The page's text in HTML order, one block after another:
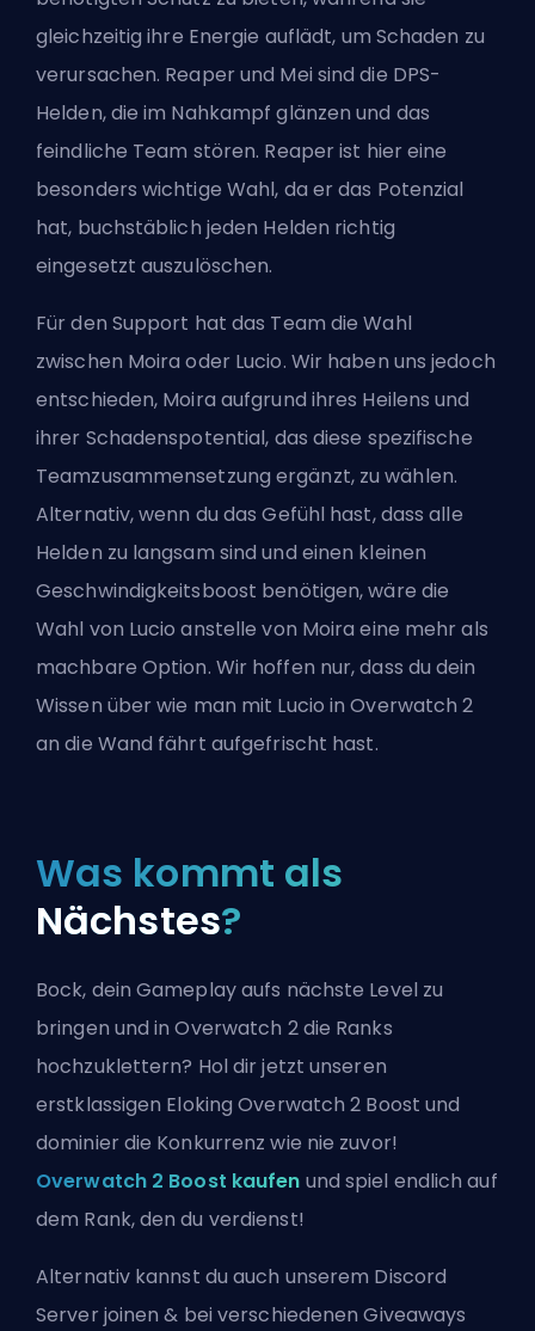
gleichzeitig ihre Energie auflädt, um Schaden zu
verursachen. Reaper und Mei sind die DPS-
Helden, die im Nahkampf glänzen und das
feindliche Team stören. Reaper ist hier eine
besonders wichtige Wahl, da er das Potenzial
hat, buchstäblich jeden Helden richtig
eingesetzt auszulöschen.
Für den Support hat das Team die Wahl
zwischen Moira oder Lucio. Wir haben uns jedoch
entschieden, Moira aufgrund ihres Heilens und
ihrer Schadenspotential, das diese spezifische
Teamzusammensetzung ergänzt, zu wählen.
Alternativ, wenn du das Gefühl hast, dass alle
Helden zu langsam sind und einen kleinen
Geschwindigkeitsboost benötigen, wäre die
Wahl von Lucio anstelle von Moira eine mehr als
machbare Option. Wir hoffen nur, dass du dein
Wissen überwie man mit Lucio in Overwatch 2
an die Wand fährt aufgefrischt hast.
Was kommt als
Nächstes?
Bock, dein Gameplay aufs nächste Level zu
bringen und in Overwatch 2 die Ranks
hochzuklettern? Hol dir jetzt unseren
erstklassigen Eloking Overwatch 2 Boost und
dominier die Konkurrenz wie nie zuvor!
Overwatch 2 Boost kaufen und spiel endlich auf
dem Rank, den du verdienst!
Alternativ kannst du auch unserem Discord
Server joinen & bei verschiedenen Giveaways